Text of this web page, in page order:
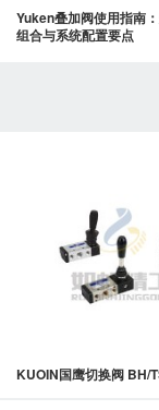
Yuken叠加阀使用指南
组合与系统配置要点